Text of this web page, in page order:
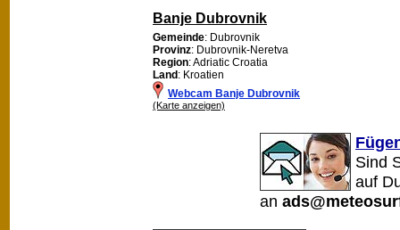
Banje Dubrovnik
Gemeinde: Dubrovnik
Provinz: Dubrovnik-Neretva
Region: Adriatic Croatia
Land: Kroatien
Webcam Banje Dubrovnik
(Karte anzeigen)
Sind
auf
an